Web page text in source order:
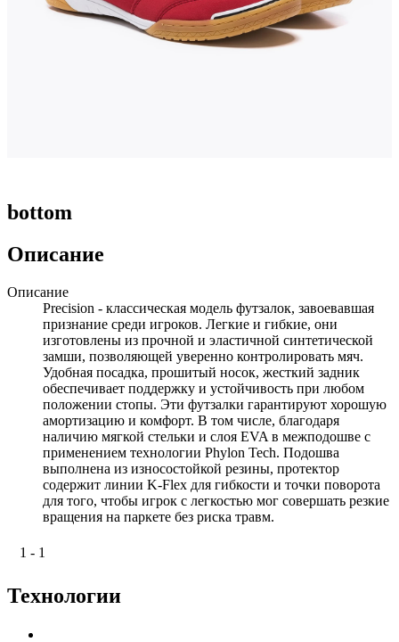
bottom
Описание
Описание
Precision - классическая модель футзалок, завоевавшая
признание среди игроков. Легкие и гибкие, они
изготовлены из прочной и эластичной синтетической
замши, позволяющей уверенно контролировать мяч.
Удобная посадка, прошитый носок, жесткий задник
обеспечивает поддержку и устойчивость при любом
положении стопы. Эти футзалки гарантируют хорошую
амортизацию и комфорт. В том числе, благодаря
наличию мягкой стельки и слоя EVA в межподошве с
применением технологии Phylon Tech. Подошва
выполнена из износостойкой резины, протектор
содержит линии K-Flex для гибкости и точки поворота
для того, чтобы игрок с легкостью мог совершать резкие
вращения на паркете без риска травм.
1 - 1
Технологии